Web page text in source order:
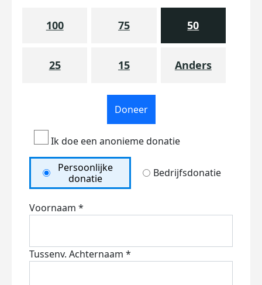
100 75 50
25 15 Anders
Doneer
Ik doe een anonieme donatie
Persoonlijke
donatie
Bedrijfsdonatie
Voornaam *
Tussenv. Achternaam *